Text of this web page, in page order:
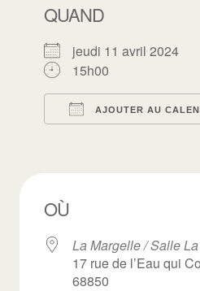
QUAND
jeudi 11 avril 2024
15h00
AJOUTER AU
OÙ
La Margelle / Salle
17 rue de l’Eau qui
68850